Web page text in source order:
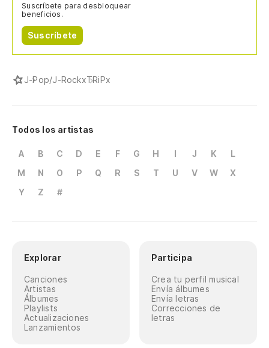
Suscríbete para desbloquear
beneficios.
Suscríbete
J-Pop/J-RockxTRiPx
Todos los artistas
A B C D E F G H I J K
L
M
N O P Q R S T U V W
X
Y
Z #
Explorar
Canciones
Artistas
Álbumes
Playlists
Actualizaciones
Lanzamientos
Participa
Crea tu perfil musical
Envía álbumes
Envía letras
Correcciones de
letras